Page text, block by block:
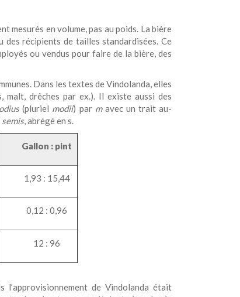
mesurés en volume, pas au poids. La bière
des récipients de tailles standardisées. Ce
ou vendus pour faire de la bière, des
Dans les textes de Vindolanda, elles
drêches par ex.). Il existe aussi des
(pluriel modii) par mavec un trait au-
semis, abrégé en s.
Gallon : pint
1,93 : 15,44
0,12 : 0,96
12 : 96
l’approvisionnement de Vindolanda était